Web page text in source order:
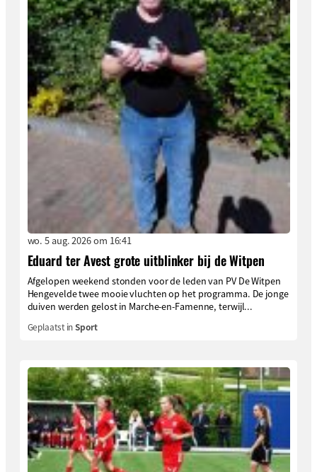
wo. 5 aug. 2026 om 16:41
Eduard ter Avest grote uitblinker bij de Witpen
Afgelopen weekend stonden voor de leden van PV De Witpen
Hengevelde twee mooie vluchten op het programma. De jonge
duiven werden gelost in Marche-en-Famenne, terwijl...
Geplaatst inSport